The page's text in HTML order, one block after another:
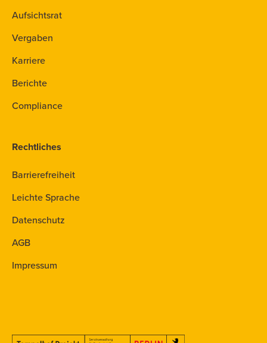
Aufsichtsrat
Vergaben
Karriere
Berichte
Compliance
Rechtliches
Barrierefreiheit
Leichte Sprache
Datenschutz
AGB
Impressum